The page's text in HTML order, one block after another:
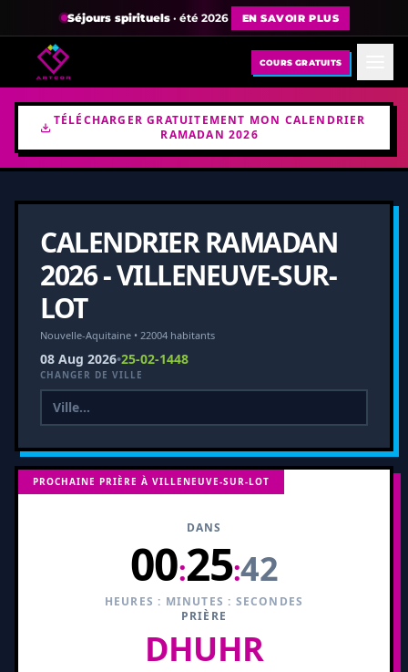
Séjours spirituels· été 2026 EN SAVOIR PLUS
COURS GRATUITS
TÉLÉCHARGER GRATUITEMENT MON CALENDRIER
RAMADAN 2026
CALENDRIER RAMADAN
2026 - VILLENEUVE-SUR-
LOT
Nouvelle-Aquitaine • 22004 habitants
08 Aug 2026•25-02-1448
CHANGER DE VILLE
PROCHAINE PRIÈRE À VILLENEUVE-SUR-LOT
DANS
00:25:41
HEURES : MINUTES : SECONDES
PRIÈRE
DHUHR